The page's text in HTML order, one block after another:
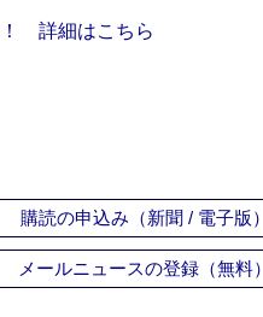
！ 詳細はこちら
購読の申込み（新聞 / 電子版）
メールニュースの登録（無料）